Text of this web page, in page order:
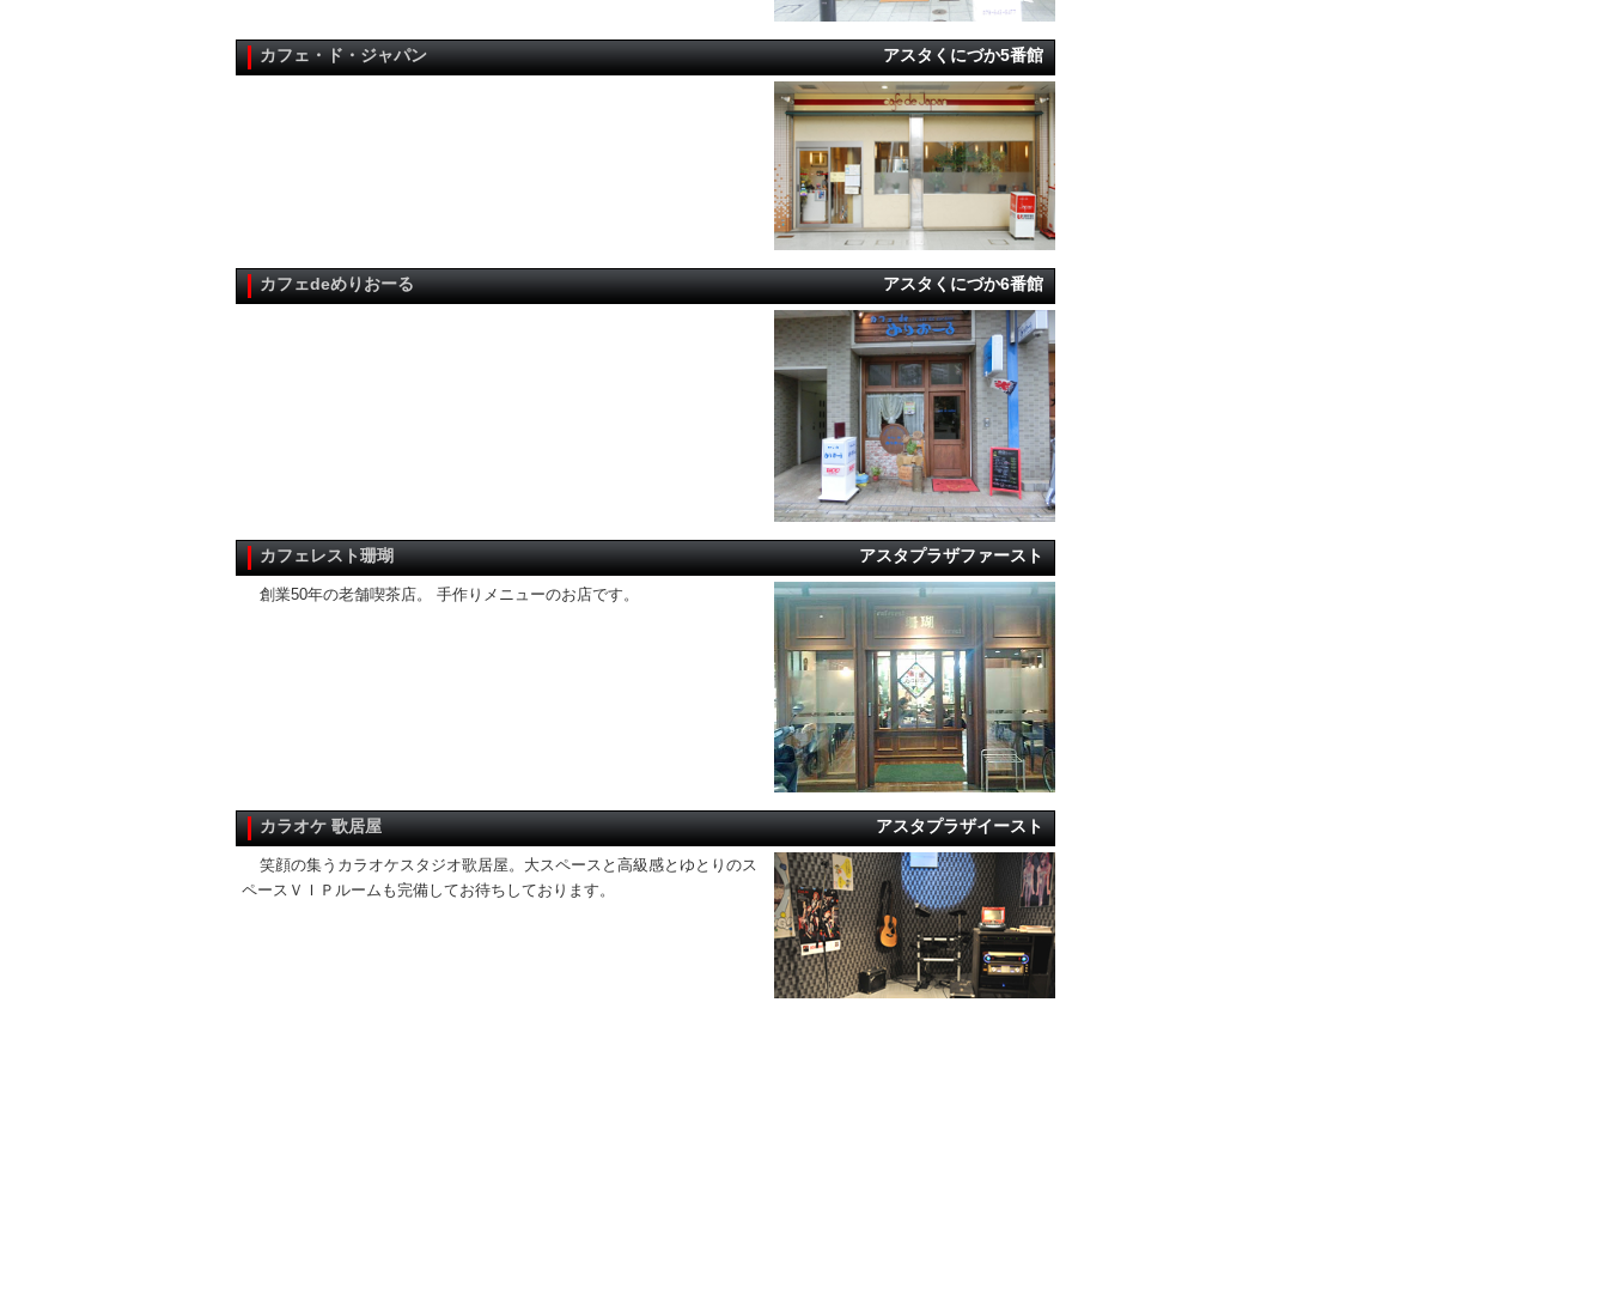
カフェ・ド・ジャパン アスタくにづか5番館
カフェdeめりおーる アスタくにづか6番館
カフェレスト珊瑚 アスタプラザファースト
創業50年の老舗喫茶店。 手作りメニューのお店です。
カラオケ 歌居屋 アスタプラザイースト
笑顔の集うカラオケスタジオ歌居屋。大スペースと高級感とゆとりのス
ペースＶＩＰルームも完備してお待ちしております。